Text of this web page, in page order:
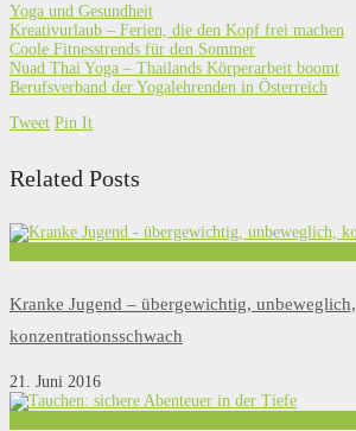
Yoga und Gesundheit
Kreativurlaub – Ferien, die den Kopf frei machen
Coole Fitnesstrends für den Sommer
Nuad Thai Yoga – Thailands Körperarbeit boomt
Berufsverband der Yogalehrenden in Österreich
Tweet Pin It
Related Posts
Kranke Jugend – übergewichtig, unbeweglich,
konzentrationsschwach
21. Juni 2016